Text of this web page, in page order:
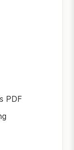
PDF